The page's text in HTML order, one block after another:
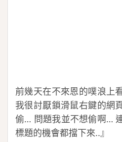
前幾天在不來恩的噗浪上
我很討厭鎖滑鼠右鍵的網
偷… 問題我並不想偷啊…
標題的機會都擋下來..』